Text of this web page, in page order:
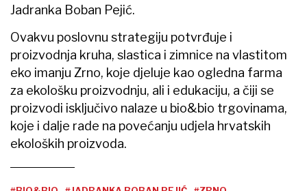
Jadranka Boban Pejić.
Ovakvu poslovnu strategiju potvrđuje i
proizvodnja kruha, slastica i zimnice na vlastitom
eko imanju Zrno, koje djeluje kao ogledna farma
za ekološku proizvodnju, ali i edukaciju, a čiji se
proizvodi isključivo nalaze u bio&bio trgovinama,
koje i dalje rade na povećanju udjela hrvatskih
ekoloških proizvoda.